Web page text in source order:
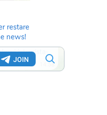
restare
news!